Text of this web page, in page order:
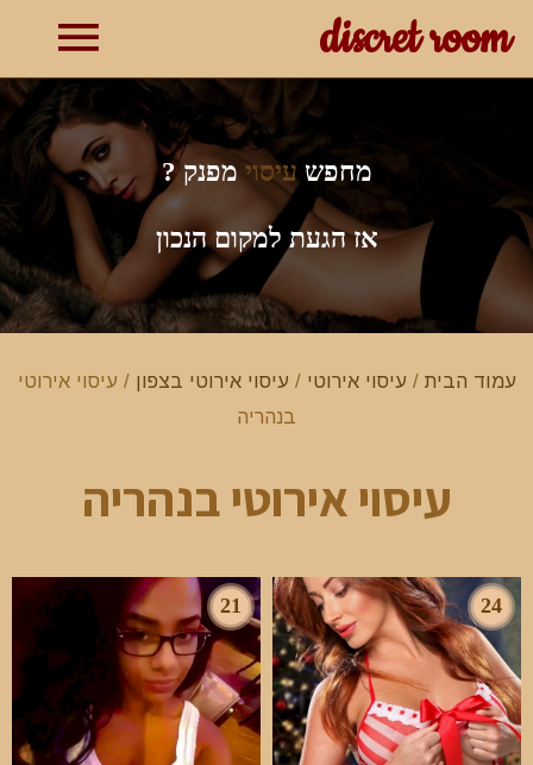
discret room
מחפש עיסוי מפנק ?
אז הגעת למקום הנכון
עמוד הבית / עיסוי אירוטי / עיסוי אירוטי בצפון / עיסוי אירוטי
בנהריה
עיסוי אירוטי בנהריה
24
21